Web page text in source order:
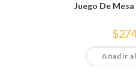
Juego De Mesa
$
Añadir